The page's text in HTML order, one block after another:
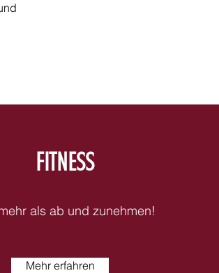
FITNESS
als ab und zunehmen!
Mehr erfahren